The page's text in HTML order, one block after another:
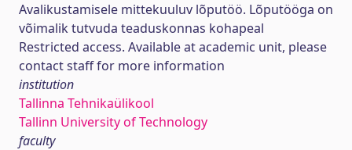
Avalikustamisele mittekuuluv lõputöö. Lõputööga on
võimalik tutvuda teaduskonnas kohapeal
Restricted access. Available at academic unit, please
contact staff for more information
institution
Tallinna Tehnikaülikool
Tallinn University of Technology
faculty